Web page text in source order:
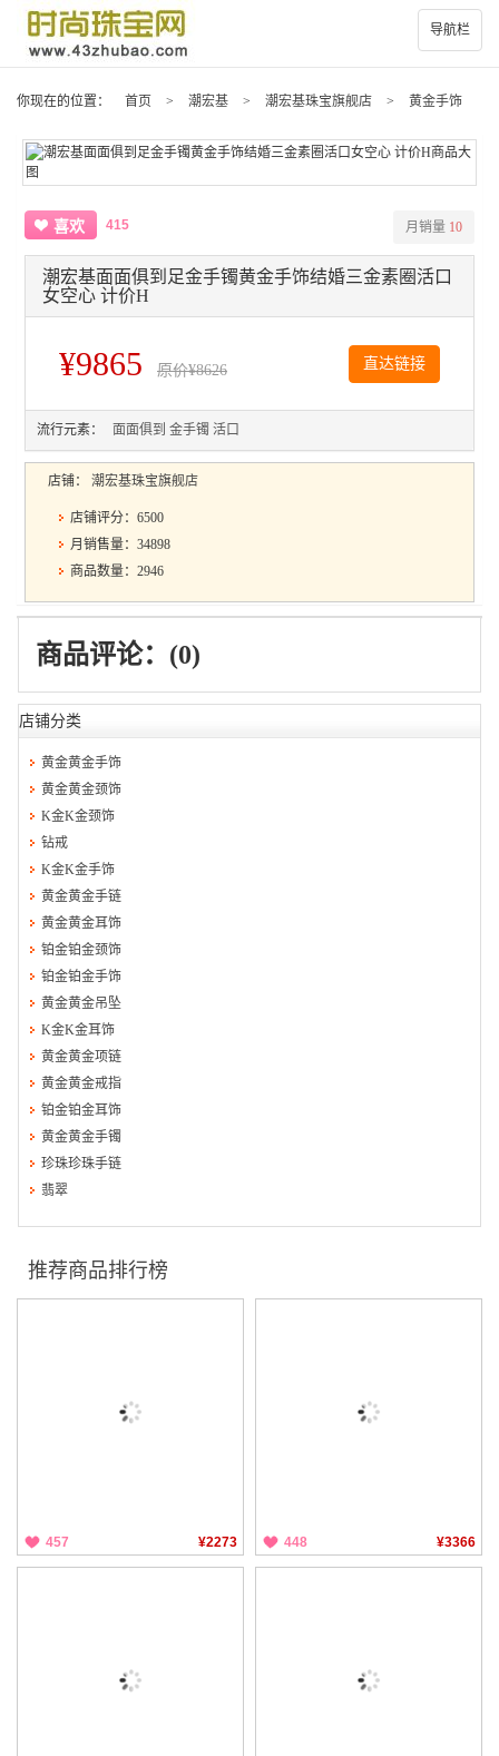
导航栏
你现在的位置： 首页 > 潮宏基 > 潮宏基珠宝旗舰店 > 黄金手饰
喜欢 415 月销量 10
潮宏基面面俱到足金手镯黄金手饰结婚三金素圈活口
女空心 计价H
¥9865 原价¥8626 直达链接
流行元素： 面面俱到 金手镯 活口
店铺： 潮宏基珠宝旗舰店
店铺评分：6500
月销售量：34898
商品数量：2946
商品评论：(0)
店铺分类
黄金黄金手饰
黄金黄金颈饰
K金K金颈饰
钻戒
K金K金手饰
黄金黄金手链
黄金黄金耳饰
铂金铂金颈饰
铂金铂金手饰
黄金黄金吊坠
K金K金耳饰
黄金黄金项链
黄金黄金戒指
铂金铂金耳饰
黄金黄金手镯
珍珠珍珠手链
翡翠
推荐商品排行榜
457 ¥2273 448 ¥3366